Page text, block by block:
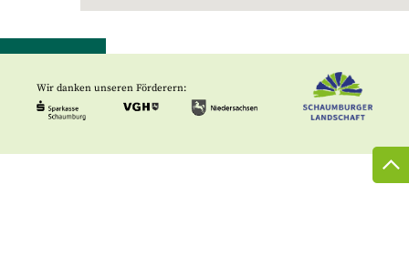
Wir danken unseren Förderern: